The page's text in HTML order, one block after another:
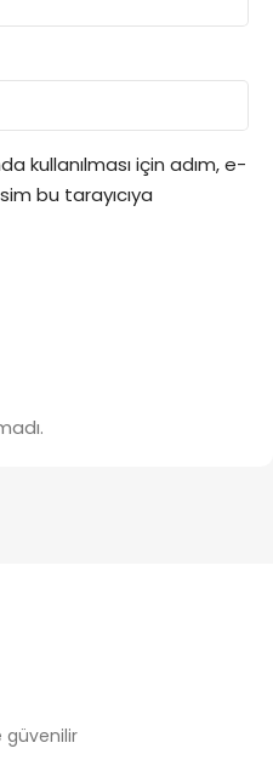
kullanılması için adım, e-
bu tarayıcıya
güvenilir